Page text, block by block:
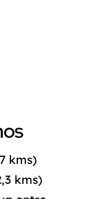
kms)
kms)